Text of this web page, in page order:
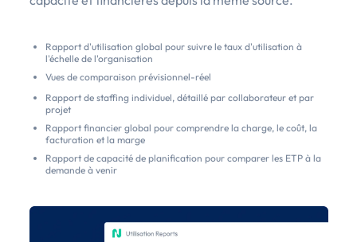
Rapport d'utilisation global pour suivre le taux d'utilisation à
l'échelle de l'organisation
Vues de comparaison prévisionnel-réel
Rapport de staffing individuel, détaillé par collaborateur et par
projet
Rapport financier global pour comprendre la charge, le coût, la
facturation et la marge
Rapport de capacité de planification pour comparer les ETP à la
demande à venir